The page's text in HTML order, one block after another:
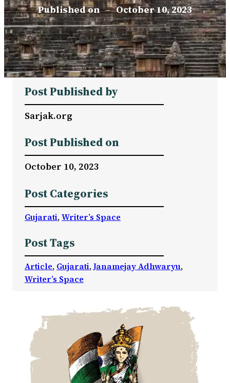
Published on – October 10, 2023
Post Published by
Sarjak.org
Post Published on
October 10, 2023
Post Categories
Gujarati, Writer’s Space
Post Tags
Article, Gujarati, Janamejay Adhwaryu
Writer’s Space